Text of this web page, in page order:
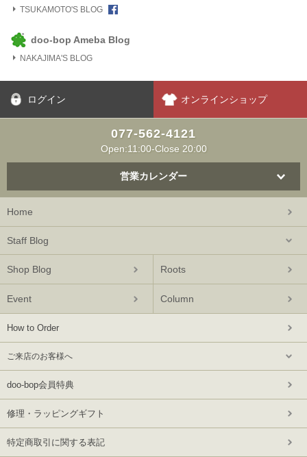
TSUKAMOTO'S BLOG
doo-bop Ameba Blog
NAKAJIMA'S BLOG
ログイン オンラインショップ
077-562-4121
Open:11:00-Close 20:00
営業カレンダー
Home
Staff Blog
Shop Blog Roots
Event Column
How to Order
ご来店のお客様へ
doo-bop会員特典
修理・ラッピングギフト
特定商取引に関する表記